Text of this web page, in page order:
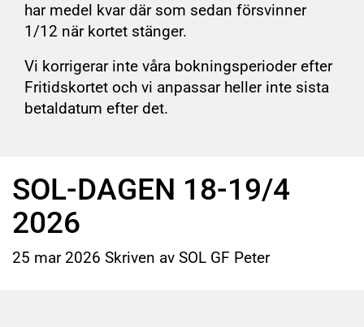
har medel kvar där som sedan försvinner
1/12 när kortet stänger.
Vi korrigerar inte våra bokningsperioder efter
Fritidskortet och vi anpassar heller inte sista
betaldatum efter det.
SOL-DAGEN 18-19/4
2026
25 mar 2026 Skriven av SOL GF Peter